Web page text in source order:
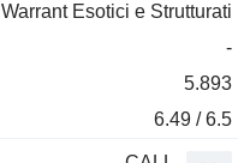
Warrant Esotici e Strutturati
-
5.893
6.49 / 6.5